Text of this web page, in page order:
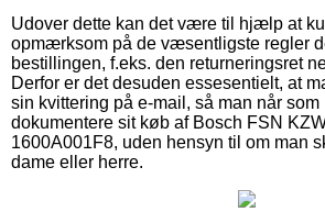
Udover dette kan det være til hjælp at
opmærksom på de væsentligste regler
bestillingen, f.eks. den returneringsret
Derfor er det desuden essesentielt, at
sin kvittering på e-mail, så man når
dokumentere sit køb af Bosch FSN
1600A001F8, uden hensyn til om man
dame eller herre.